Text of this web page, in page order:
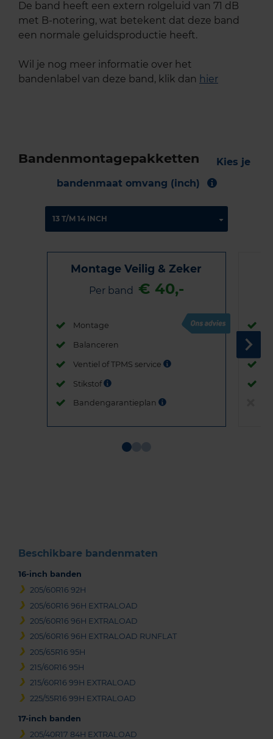
De band heeft een extern rolgeluid van 71 dB
met B-notering, wat betekent dat deze band
een normale geluidsproductie heeft.
Wil je nog meer informatie over het
bandenlabel van deze band, klik dan hier
Bandenmontagepakketten
Kies je
bandenmaat omvang (inch)
Montage Veilig & Zeker
Per band € 40,-
Montage
Balanceren
Ventiel of TPMS service
Stikstof
Bandengarantieplan
Beschikbare bandenmaten
16-inch banden
205/60R16 92H
205/60R16 96H EXTRALOAD
205/60R16 96H EXTRALOAD
205/60R16 96H EXTRALOAD RUNFLAT
205/65R16 95H
215/60R16 95H
215/60R16 99H EXTRALOAD
225/55R16 99H EXTRALOAD
17-inch banden
205/40R17 84H EXTRALOAD